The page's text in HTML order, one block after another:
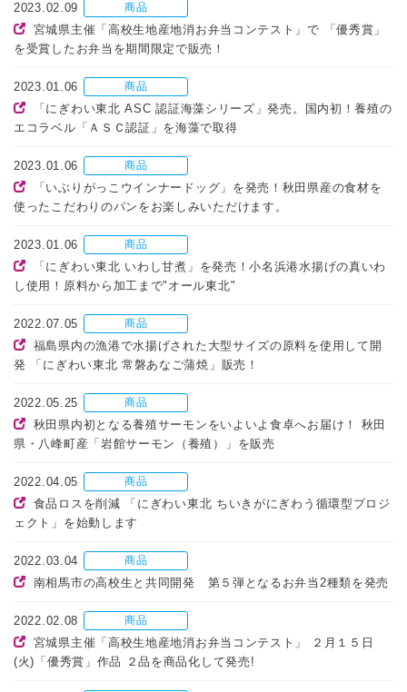
2023.02.09 商品
宮城県主催「高校生地産地消お弁当コンテスト」で 「優秀賞」
を受賞したお弁当を期間限定で販売！
2023.01.06 商品
「にぎわい東北 ASC 認証海藻シリーズ」発売。国内初！養殖の
エコラベル「ＡＳＣ認証」を海藻で取得
2023.01.06 商品
「いぶりがっこウインナードッグ」を発売！秋田県産の食材を
使ったこだわりのパンをお楽しみいただけます。
2023.01.06 商品
「にぎわい東北 いわし甘煮」を発売！小名浜港水揚げの真いわ
し使用！原料から加工まで"オール東北"
2022.07.05 商品
福島県内の漁港で水揚げされた大型サイズの原料を使用して開
発 「にぎわい東北 常磐あなご蒲焼」販売！
2022.05.25 商品
秋田県内初となる養殖サーモンをいよいよ食卓へお届け！ 秋田
県・八峰町産「岩館サーモン（養殖）」を販売
2022.04.05 商品
食品ロスを削減 「にぎわい東北 ちいきがにぎわう循環型プロジ
ェクト」を始動します
2022.03.04 商品
南相馬市の高校生と共同開発 第５弾となるお弁当2種類を発売
2022.02.08 商品
宮城県主催「高校生地産地消お弁当コンテスト」 ２月１５日
(火)「優秀賞」作品 ２品を商品化して発売!